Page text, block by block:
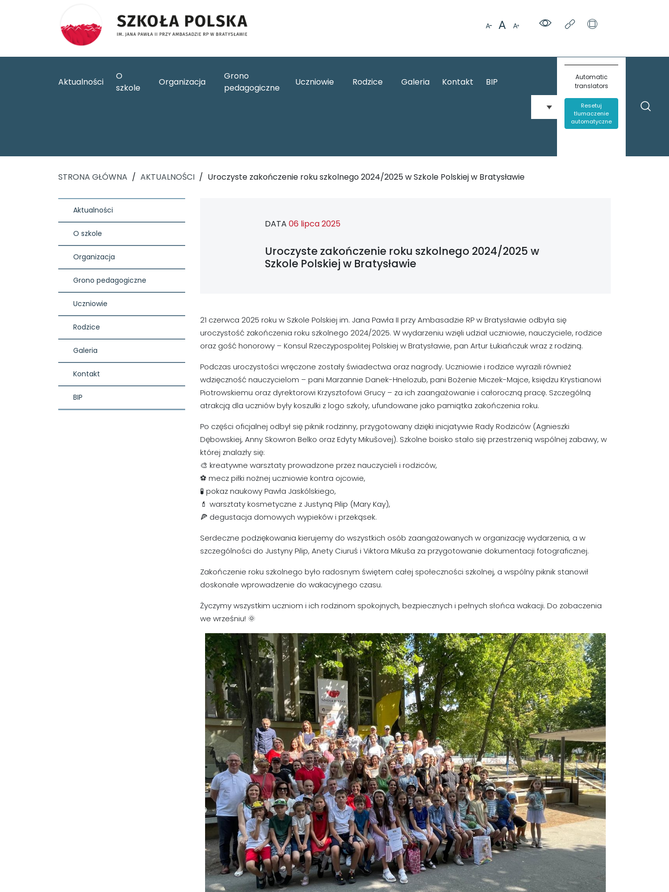
Aktualności
O
szkole
Organizacja
Grono
pedagogiczne
Uczniowie Rodzice Galeria Kontakt BIP
Automatic
translators
Resetuj
tlumaczenie
automatyczne
STRONA GŁÓWNA / AKTUALNOŚCI / Uroczyste zakończenie roku szkolnego 2024/2025 w Szkole Polskiej w Bratysławie
Aktualności
O szkole
Organizacja
Grono pedagogiczne
Uczniowie
Rodzice
Galeria
Kontakt
BIP
DATA 06 lipca 2025
Uroczyste zakończenie roku szkolnego 2024/2025 w
Szkole Polskiej w Bratysławie
21 czerwca 2025 roku w Szkole Polskiej im. Jana Pawła II przy Ambasadzie RP w Bratysławie odbyła się
uroczystość zakończenia roku szkolnego 2024/2025. W wydarzeniu wzięli udział uczniowie, nauczyciele, rodzice
oraz gość honorowy – Konsul Rzeczypospolitej Polskiej w Bratysławie, pan Artur Łukiańczuk wraz z rodziną.
Podczas uroczystości wręczone zostały świadectwa oraz nagrody. Uczniowie i rodzice wyrazili również
wdzięczność nauczycielom – pani Marzannie Danek-Hnelozub, pani Bożenie Miczek-Majce, księdzu Krystianowi
Piotrowskiemu oraz dyrektorowi Krzysztofowi Grucy – za ich zaangażowanie i całoroczną pracę. Szczególną
atrakcją dla uczniów były koszulki z logo szkoły, ufundowane jako pamiątka zakończenia roku.
Po części oficjalnej odbył się piknik rodzinny, przygotowany dzięki inicjatywie Rady Rodziców (Agnieszki
Dębowskiej, Anny Skowron Belko oraz Edyty Mikušovej). Szkolne boisko stało się przestrzenią wspólnej zabawy, w
której znalazły się:
🎨 kreatywne warsztaty prowadzone przez nauczycieli i rodziców,
⚽ mecz piłki nożnej uczniowie kontra ojcowie,
🧪 pokaz naukowy Pawła Jaskólskiego,
💄 warsztaty kosmetyczne z Justyną Pilip (Mary Kay),
🍕 degustacja domowych wypieków i przekąsek.
Serdeczne podziękowania kierujemy do wszystkich osób zaangażowanych w organizację wydarzenia, a w
szczególności do Justyny Pilip, Anety Ciuruś i Viktora Mikuša za przygotowanie dokumentacji fotograficznej.
Zakończenie roku szkolnego było radosnym świętem całej społeczności szkolnej, a wspólny piknik stanowił
doskonałe wprowadzenie do wakacyjnego czasu.
Życzymy wszystkim uczniom i ich rodzinom spokojnych, bezpiecznych i pełnych słońca wakacji. Do zobaczenia
we wrześniu! 🌞